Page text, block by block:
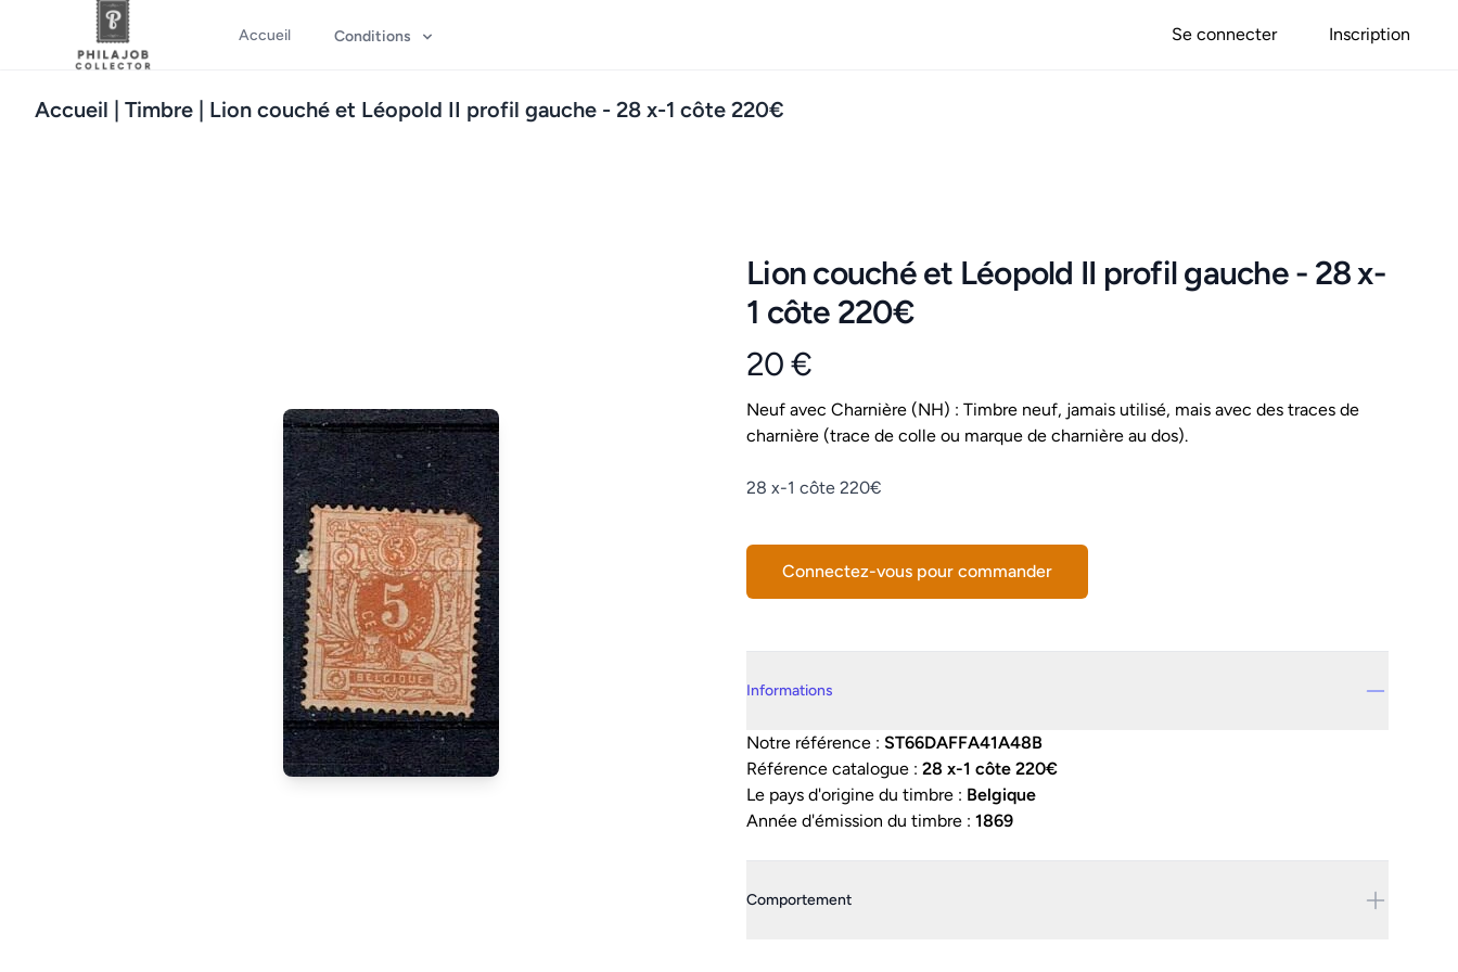
Accueil Conditions Se connecter Inscription
Accueil | Timbre | Lion couché et Léopold II profil gauche - 28 x-1 côte 220€
Lion couché et Léopold II profil gauche - 28 x-
1 côte 220€
Product information
20 €
Conditions
Neuf avec Charnière (NH) : Timbre neuf, jamais utilisé, mais avec des traces de
charnière (trace de colle ou marque de charnière au dos).
Description
28 x-1 côte 220€
Connectez-vous pour commander
Informations
Notre référence : ST66DAFFA41A48B
Référence catalogue : 28 x-1 côte 220€
Le pays d'origine du timbre : Belgique
Année d'émission du timbre : 1869
Comportement